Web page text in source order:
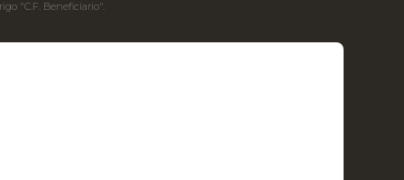
"C.F. Beneficiario".